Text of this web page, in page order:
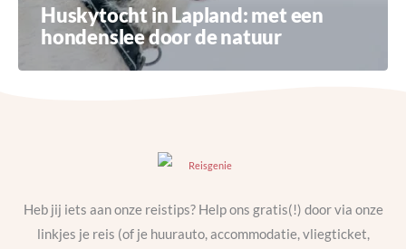
Huskytocht in Lapland: met een
hondenslee door de natuur
Heb jij iets aan onze reistips? Help ons gratis(!) door via onze
linkjes je reis (of je huurauto, accommodatie, vliegticket,